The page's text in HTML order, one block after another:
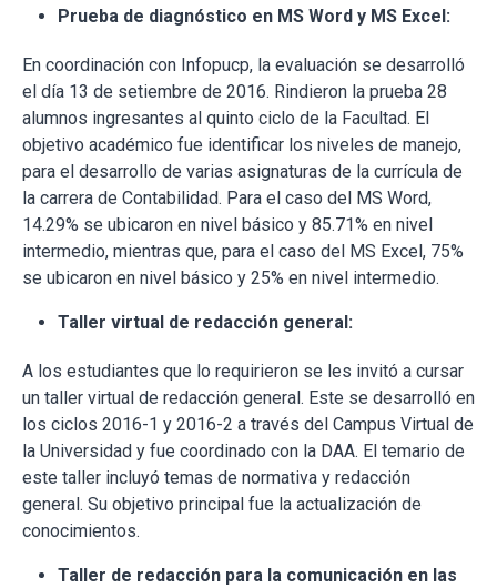
Prueba de diagnóstico en MS Word y MS Excel:
En coordinación con Infopucp, la evaluación se desarrolló
el día 13 de setiembre de 2016. Rindieron la prueba 28
alumnos ingresantes al quinto ciclo de la Facultad. El
objetivo académico fue identificar los niveles de manejo,
para el desarrollo de varias asignaturas de la currícula de
la carrera de Contabilidad. Para el caso del MS Word,
14.29% se ubicaron en nivel básico y 85.71% en nivel
intermedio, mientras que, para el caso del MS Excel, 75%
se ubicaron en nivel básico y 25% en nivel intermedio.
Taller virtual de redacción general:
A los estudiantes que lo requirieron se les invitó a cursar
un taller virtual de redacción general. Este se desarrolló en
los ciclos 2016-1 y 2016-2 a través del Campus Virtual de
la Universidad y fue coordinado con la DAA. El temario de
este taller incluyó temas de normativa y redacción
general. Su objetivo principal fue la actualización de
conocimientos.
Taller de redacción para la comunicación en las